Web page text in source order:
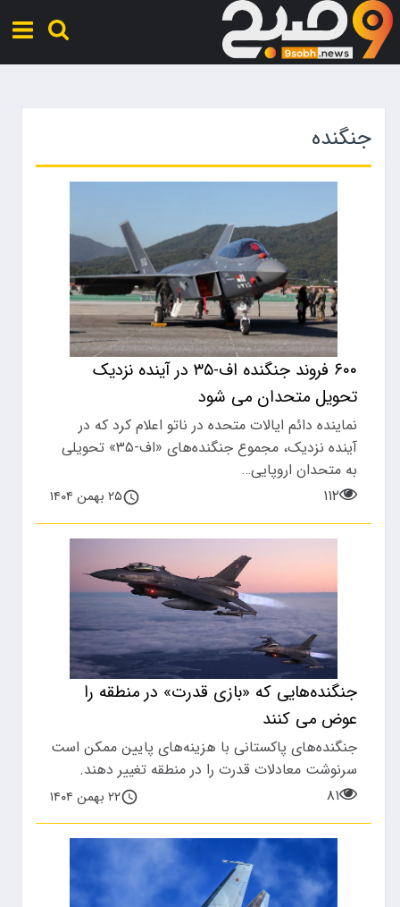
جنگنده
۶۰۰ فروند جنگنده اف-۳۵ در آینده نزدیک
تحویل متحدان می شود
نماینده دائم ایالات متحده در ناتو اعلام کرد که در
آینده نزدیک، مجموع جنگنده‌های «اف-۳۵» تحویلی
به متحدان اروپایی…
۱۱۲
۲۵ بهمن ۱۴۰۴
جنگنده‌هایی که «بازی قدرت» در منطقه را
عوض می‌ کنند
جنگنده‌های پاکستانی با هزینه‌های پایین ممکن است
سرنوشت معادلات قدرت را در منطقه تغییر دهند.
۸۱
۲۲ بهمن ۱۴۰۴